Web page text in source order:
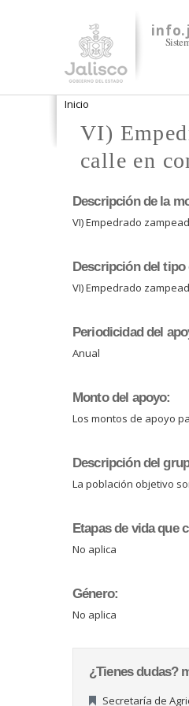
Se encuentra usted aquí
Inicio
VI)
calle en
Descripción de la
VI) Empedrado
Descripción del tipo
VI) Empedrado
Periodicidad del
Anual
Monto del apoyo:
Los montos de apoyo
Descripción del
La población objetivo
Etapas de vida que
No aplica
Género:
No aplica
¿Tienes dudas?
Secretaría de